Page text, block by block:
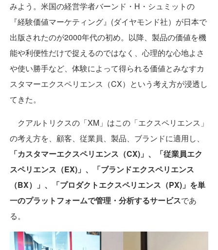
みよう。米国の経営学者バーンド・H・シュミットの
『経験価値マーケティング』(ダイヤモンド社）が日本で
出版されたのが2000年代の初め。以降、製品の価値を機
能や利便性だけで捉えるのではなく、心理的な心地よさ
や使い勝手など、体験によって得られる価値とみなすカ
スタマーエクスペリエンス（CX）という考え方が浸透し
てきた。
クアルトリクスの「XM」はこの「エクスペリエンス」
の考え方を、顧客、従業員、製品、ブランドに適用し、
「カスタマーエクスペリエンス（CX)」、「従業員エク
スペリエンス（EX)」、「ブランドエクスペリエンス
（BX）」、「プロダクトエクスペリエンス（PX)」を単
一のプラットフォームで管理・分析するサービスであ
る。